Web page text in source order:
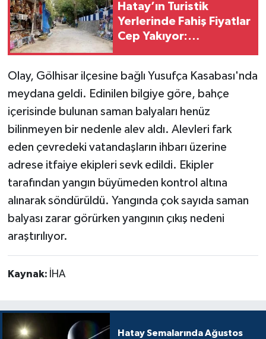
Hatay’ın Turistik
Yerlerinde Fahiş Fiyatlar
Cep Yakıyor:
Olay, Gölhisar ilçesine bağlı Yusufça Kasabası'nda
meydana geldi. Edinilen bilgiye göre, bahçe
içerisinde bulunan saman balyaları henüz
bilinmeyen bir nedenle alev aldı. Alevleri fark
eden çevredeki vatandaşların ihbarı üzerine
adrese itfaiye ekipleri sevk edildi. Ekipler
tarafından yangın büyümeden kontrol altına
alınarak söndürüldü. Yangında çok sayıda saman
balyası zarar görürken yangının çıkış nedeni
araştırılıyor.
Kaynak: İHA
Hatay Semalarında Ağustos